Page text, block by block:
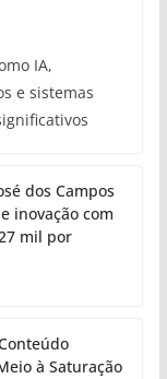
IA,
e sistemas
dos Campos
inovação com
mil por
à Saturação